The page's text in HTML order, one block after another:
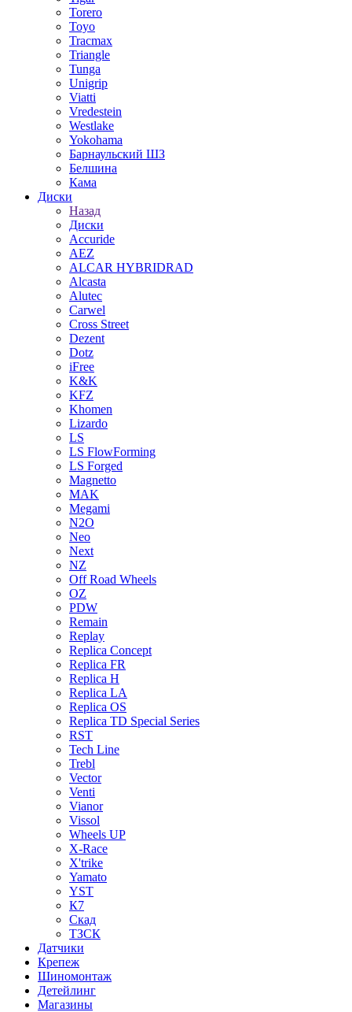
Torero
Toyo
Tracmax
Triangle
Tunga
Unigrip
Viatti
Vredestein
Westlake
Yokohama
Барнаульский ШЗ
Белшина
Кама
Диски
Назад
Диски
Accuride
AEZ
ALCAR HYBRIDRAD
Alcasta
Alutec
Carwel
Cross Street
Dezent
Dotz
iFree
K&K
KFZ
Khomen
Lizardo
LS
LS FlowForming
LS Forged
Magnetto
MAK
Megami
N2O
Neo
Next
NZ
Off Road Wheels
OZ
PDW
Remain
Replay
Replica Concept
Replica FR
Replica H
Replica LA
Replica OS
Replica TD Special Series
RST
Tech Line
Trebl
Vector
Venti
Vianor
Vissol
Wheels UP
X-Race
X'trike
Yamato
YST
К7
Скад
ТЗСК
Датчики
Крепеж
Шиномонтаж
Детейлинг
Магазины